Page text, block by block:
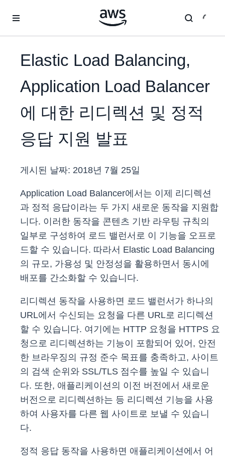
Elastic Load Balancing,
Application Load Balancer
에 대한 리디렉션 및 정적
응답 지원 발표
게시된 날짜: 2018년 7월 25일
Application Load Balancer에서는 이제 리디렉션
과 정적 응답이라는 두 가지 새로운 동작을 지원합
니다. 이러한 동작을 콘텐츠 기반 라우팅 규칙의
일부로 구성하여 로드 밸런서로 이 기능을 오프로
드할 수 있습니다. 따라서 Elastic Load Balancing
의 규모, 가용성 및 안정성을 활용하면서 동시에
배포를 간소화할 수 있습니다.
리디렉션 동작을 사용하면 로드 밸런서가 하나의
URL에서 수신되는 요청을 다른 URL로 리디렉션
할 수 있습니다. 여기에는 HTTP 요청을 HTTPS 요
청으로 리디렉션하는 기능이 포함되어 있어, 안전
한 브라우징의 규정 준수 목표를 충족하고, 사이트
의 검색 순위와 SSL/TLS 점수를 높일 수 있습니
다. 또한, 애플리케이션의 이전 버전에서 새로운
버전으로 리디렉션하는 등 리디렉션 기능을 사용
하여 사용자를 다른 웹 사이트로 보낼 수 있습니
다.
정적 응답 동작을 사용하면 애플리케이션에서 어